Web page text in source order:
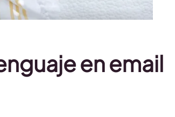
en email